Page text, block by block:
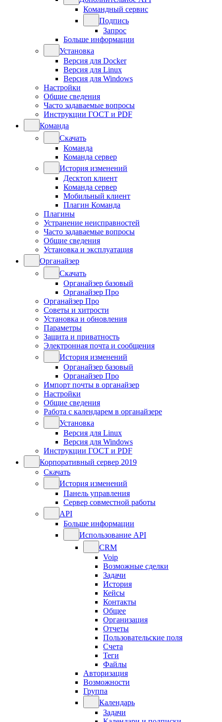
Командный сервис
Подпись
Запрос
Больше информации
Установка
Версия для Docker
Версия для Linux
Версия для Windows
Настройки
Общие сведения
Часто задаваемые вопросы
Инструкции ГОСТ и PDF
Команда
Скачать
Команда
Команда сервер
История изменений
Десктоп клиент
Команда сервер
Мобильный клиент
Плагин Команда
Плагины
Устранение неисправностей
Часто задаваемые вопросы
Общие сведения
Установка и эксплуатация
Органайзер
Скачать
Органайзер базовый
Органайзер Про
Органайзер Про
Советы и хитрости
Установка и обновления
Параметры
Защита и приватность
Электронная почта и сообщения
История изменений
Органайзер базовый
Органайзер Про
Импорт почты в органайзер
Настройки
Общие сведения
Работа с календарем в органайзере
Установка
Версия для Linux
Версия для Windows
Инструкции ГОСТ и PDF
Корпоративный сервер 2019
Скачать
История изменений
Панель управления
Сервер совместной работы
API
Больше информации
Использование API
CRM
Voip
Возможные сделки
Задачи
История
Кейсы
Контакты
Общее
Организация
Отчеты
Пользовательские поля
Счета
Теги
Файлы
Авторизация
Возможности
Группа
Календарь
Задачи